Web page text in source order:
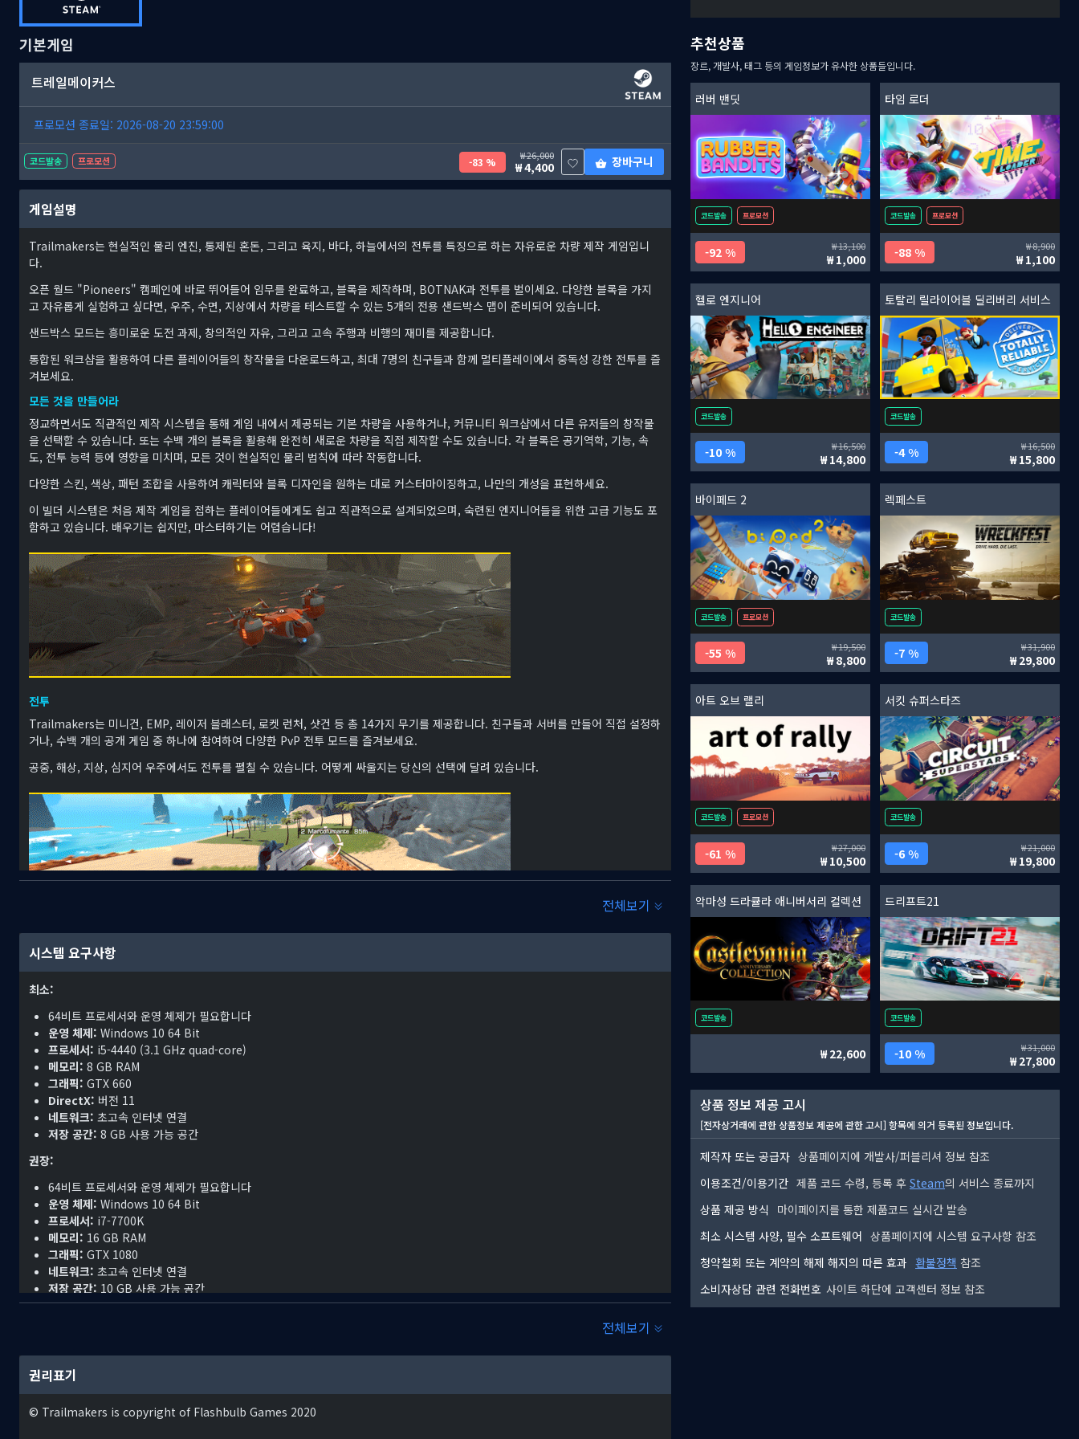
기본게임
트레일메이커스
프로모션 종료일: 2026-08-20 23:59:00
코드발송 프로모션 83 % 26,000
4,400 장바구니
게임설명
Trailmakers는 현실적인 물리 엔진, 통제된 혼돈, 그리고 육지, 바다, 하늘에서의 전투를 특징으로 하는 자유로운 차량 제작 게임입니
다.
오픈 월드 "Pioneers" 캠페인에 바로 뛰어들어 임무를 완료하고, 블록을 제작하며, BOTNAK과 전투를 벌이세요. 다양한 블록을 가지
고 자유롭게 실험하고 싶다면, 우주, 수면, 지상에서 차량을 테스트할 수 있는 5개의 전용 샌드박스 맵이 준비되어 있습니다.
샌드박스 모드는 흥미로운 도전 과제, 창의적인 자유, 그리고 고속 주행과 비행의 재미를 제공합니다.
통합된 워크샵을 활용하여 다른 플레이어들의 창작물을 다운로드하고, 최대 7명의 친구들과 함께 멀티플레이에서 중독성 강한 전투를 즐
겨보세요.
모든 것을 만들어라
정교하면서도 직관적인 제작 시스템을 통해 게임 내에서 제공되는 기본 차량을 사용하거나, 커뮤니티 워크샵에서 다른 유저들의 창작물
을 선택할 수 있습니다. 또는 수백 개의 블록을 활용해 완전히 새로운 차량을 직접 제작할 수도 있습니다. 각 블록은 공기역학, 기능, 속
도, 전투 능력 등에 영향을 미치며, 모든 것이 현실적인 물리 법칙에 따라 작동합니다.
다양한 스킨, 색상, 패턴 조합을 사용하여 캐릭터와 블록 디자인을 원하는 대로 커스터마이징하고, 나만의 개성을 표현하세요.
이 빌더 시스템은 처음 제작 게임을 접하는 플레이어들에게도 쉽고 직관적으로 설계되었으며, 숙련된 엔지니어들을 위한 고급 기능도 포
함하고 있습니다. 배우기는 쉽지만, 마스터하기는 어렵습니다!
전투
Trailmakers는 미니건, EMP, 레이저 블래스터, 로켓 런처, 샷건 등 총 14가지 무기를 제공합니다. 친구들과 서버를 만들어 직접 설정하
거나, 수백 개의 공개 게임 중 하나에 참여하여 다양한 PvP 전투 모드를 즐겨보세요.
공중, 해상, 지상, 심지어 우주에서도 전투를 펼칠 수 있습니다. 어떻게 싸울지는 당신의 선택에 달려 있습니다.
Trailmakers의 모든 게임 모드(메인 스토리 포함)는 2~8명의 멀티플레이를 지원합니다.
5개의 전용 샌드박스 맵 중 하나에서 친구들과 함께 제작을 하거나, 서로의 차량을 테스트하고, 커뮤니티에서 제작한 수천 개의 창작물에
서 영감을 받아 보세요.
통제된 혼돈 속에서 육지, 바다, 하늘, 그리고 우주를 배경으로 펼쳐지는 전투가 여러분과 친구들을 기다리고 있습니다. 혹은 "레이스 아
일랜드"에서 14개의 다양한 트랙을 달리고 리더보드에 자신의 이름을 남겨보세요.
이것이야말로 당신이 원하는 대로 플레이할 수 있는 궁극적인 게임입니다.
캠페인
메인 게임 모드 "Pioneers"에서는 매력적인 NPC, 강력한 적, 그리고 흥미진진한 스토리가 펼쳐지는 장대한 오픈 월드에서 모험을 시작
합니다. 임무를 완료하면서 새로운 부품을 잠금 해제하고, 다양한 생태계와 지형에 적합한 차량을 제작하세요. 캠페인은 싱글 플레이뿐만
아니라 멀티플레이로도 즐길 수 있습니다.
플레이어는 Trailmakers라는 엘리트 엔지니어 조직의 일원이 되어, 평화로운 개구리 공동체 "그레고리"를 돕기 위해 파견됩니다. 이들
전체보기
시스템 요구사항
최소:
64비트 프로세서와 운영 체제가 필요합니다
운영 체제: Windows 10 64 Bit
프로세서: i5-4440 (3.1 GHz quad-core)
메모리: 8 GB RAM
그래픽: GTX 660
DirectX: 버전 11
네트워크: 초고속 인터넷 연결
저장 공간: 8 GB 사용 가능 공간
권장:
64비트 프로세서와 운영 체제가 필요합니다
운영 체제: Windows 10 64 Bit
프로세서: i7-7700K
메모리: 16 GB RAM
그래픽: GTX 1080
네트워크: 초고속 인터넷 연결
저장 공간: 10 GB 사용 가능 공간
전체보기
권리표기
© Trailmakers is copyright of Flashbulb Games 2020
추천상품
장르, 개발사, 태그 등의 게임정보가 유사한 상품들입니다.
러버 밴딧
코드발송 프로모션
92 % 13,100
1,000
타임 로더
코드발송 프로모션
88 % 8,900
1,100
헬로 엔지니어
코드발송
10 % 16,500
14,800
토탈리 릴라이어블 딜리버리 서비스
코드발송
4 % 16,500
15,800
바이페드 2
코드발송 프로모션
55 % 19,500
8,800
렉페스트
코드발송
7 % 31,900
29,800
아트 오브 랠리
코드발송 프로모션
61 % 27,000
10,500
서킷 슈퍼스타즈
코드발송
6 % 21,000
19,800
악마성 드라큘라 애니버서리 컬렉션
코드발송
22,600
드리프트21
코드발송
10 % 31,000
27,800
상품 정보 제공 고시
[전자상거래에 관한 상품정보 제공에 관한 고시] 항목에 의거 등록된 정보입니다.
제작자 또는 공급자 상품페이지에 개발사/퍼블리셔 정보 참조
이용조건/이용기간 제품 코드 수령, 등록 후 Steam의 서비스 종료까지
상품 제공 방식
마이페이지를 통한 제품코드 실시간 발송
최소 시스템 사양, 필수 소프트웨어 상품페이지에 시스템 요구사항 참조
청약철회 또는 계약의 해제 해지의 따른 효과 환불정책 참조
소비자상담 관련 전화번호 사이트 하단에 고객센터 정보 참조